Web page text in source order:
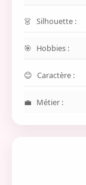
Silhouette :
Hobbies :
Caractère :
Métier :